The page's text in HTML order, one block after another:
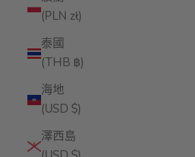
(PLN zł)
泰國
(THB ฿)
海地
(USD $)
澤西島